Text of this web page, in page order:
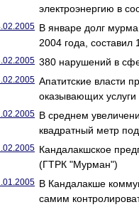
электроэнергию в
В январе долг
2004 года,
380 нарушений в
Апатитские власти
оказывающих
В среднем
квадратный метр
Кандалакшское
(ГТРК "Мурман")
В Кандалакше
самим